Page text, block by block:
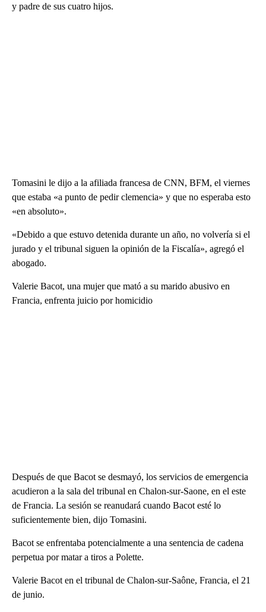
y padre de sus cuatro hijos.
Tomasini le dijo a la afiliada francesa de CNN, BFM, el viernes
que estaba «a punto de pedir clemencia» y que no esperaba esto
«en absoluto».
«Debido a que estuvo detenida durante un año, no volvería si el
jurado y el tribunal siguen la opinión de la Fiscalía», agregó el
abogado.
Valerie Bacot, una mujer que mató a su marido abusivo en
Francia, enfrenta juicio por homicidio
Después de que Bacot se desmayó, los servicios de emergencia
acudieron a la sala del tribunal en Chalon-sur-Saone, en el este
de Francia. La sesión se reanudará cuando Bacot esté lo
suficientemente bien, dijo Tomasini.
Bacot se enfrentaba potencialmente a una sentencia de cadena
perpetua por matar a tiros a Polette.
Valerie Bacot en el tribunal de Chalon-sur-Saône, Francia, el 21
de junio.